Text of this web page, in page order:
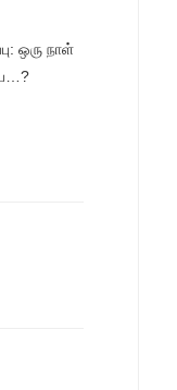
ஒரு நாள்